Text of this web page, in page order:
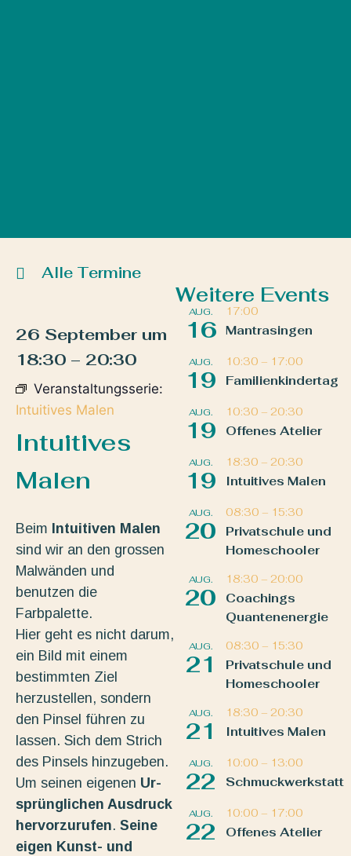
Alle Termine
26 September um
18:30 – 20:30
Veranstaltungsserie:
Intuitives Malen
Intuitives
Malen
Beim Intuitiven Malen
sind wir an den grossen
Malwänden und
benutzen die
Farbpalette.
Hier geht es nicht darum,
ein Bild mit einem
bestimmten Ziel
herzustellen, sondern
den Pinsel führen zu
lassen. Sich dem Strich
des Pinsels hinzugeben.
Um seinen eigenen Ur-
sprünglichen Ausdruck
hervorzurufen. Seine
eigen Kunst- und
Weitere Events
AUG.
16
17:00
Mantrasingen
AUG.
19
10:30 – 17:00
Familienkindertag
AUG.
19
10:30 – 20:30
Offenes Atelier
AUG.
19
18:30 – 20:30
Intuitives Malen
AUG.
20
08:30 – 15:30
Privatschule und
Homeschooler
AUG.
20
18:30 – 20:00
Coachings
Quantenenergie
AUG.
21
08:30 – 15:30
Privatschule und
Homeschooler
AUG.
21
18:30 – 20:30
Intuitives Malen
AUG.
22
10:00 – 13:00
Schmuckwerkstatt
AUG.
22
10:00 – 17:00
Offenes Atelier